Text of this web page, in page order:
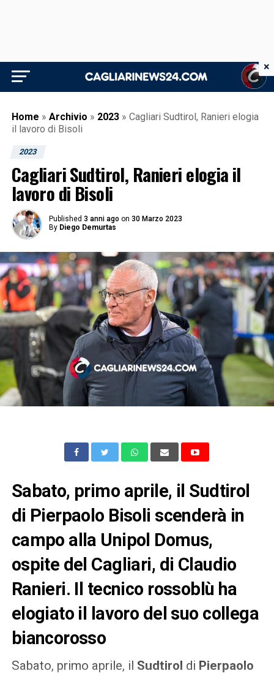
Home » Archivio » 2023 » Cagliari Sudtirol, Ranieri elogia
il lavoro di Bisoli
2023
Cagliari Sudtirol, Ranieri elogia il
lavoro di Bisoli
Published 3 anni ago on 30 Marzo 2023
By Diego Demurtas
Sabato, primo aprile, il Sudtirol
di Pierpaolo Bisoli scenderà in
campo alla Unipol Domus,
ospite del Cagliari, di Claudio
Ranieri. Il tecnico rossoblù ha
elogiato il lavoro del suo collega
biancorosso
Sabato, primo aprile, il Sudtirol di Pierpaolo
×